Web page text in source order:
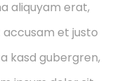
aliquyam erat,
et justo
kasd gubergren,